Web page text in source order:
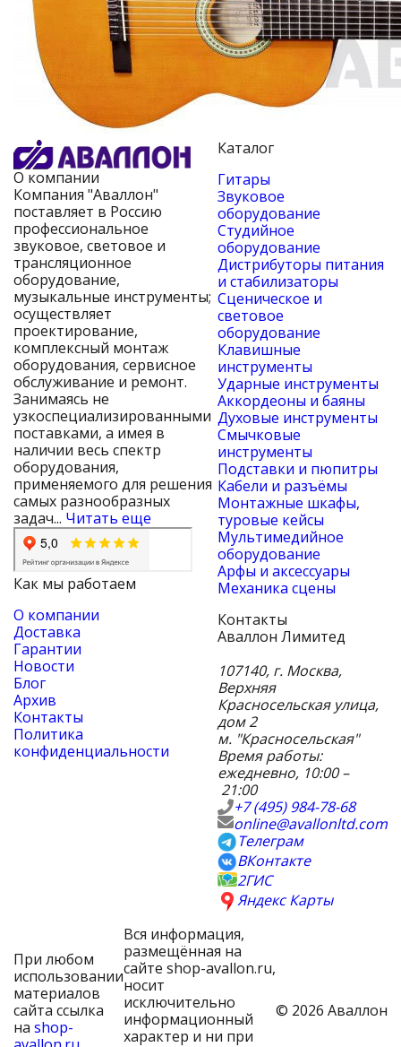
О компании
Компания "Аваллон"
поставляет в Россию
профессиональное
звуковое, световое и
трансляционное
оборудование,
музыкальные инструменты;
осуществляет
проектирование,
комплексный монтаж
оборудования, сервисное
обслуживание и ремонт.
Занимаясь не
узкоспециализированными
поставками, а имея в
наличии весь спектр
оборудования,
применяемого для решения
самых разнообразных
задач... Читать еще
Как мы работаем
О компании
Доставка
Гарантии
Новости
Блог
Архив
Контакты
Политика
конфиденциальности
Каталог
Гитары
Звуковое
оборудование
Студийное
оборудование
Дистрибуторы питания
и стабилизаторы
Сценическое и
световое
оборудование
Клавишные
инструменты
Ударные инструменты
Аккордеоны и баяны
Духовые инструменты
Смычковые
инструменты
Подставки и пюпитры
Кабели и разъёмы
Монтажные шкафы,
туровые кейсы
Мультимедийное
оборудование
Арфы и аксессуары
Механика сцены
Контакты
Аваллон Лимитед
107140, г. Москва,
Верхняя
Красносельская улица,
дом 2
м. "Красносельская"
Время работы:
ежедневно, 10:00 –
21:00
+7 (495) 984-78-68
online@avallonltd.com
Телеграм
ВКонтакте
2ГИС
Яндекс Карты
При любом
использовании
материалов
сайта ссылка
на shop-
Вся информация,
размещённая на
сайте shop-avallon.ru,
носит
исключительно
информационный
характер и ни при
© 2026 Аваллон